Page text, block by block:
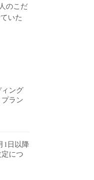
のこだ
いた
ング
ラン
1日以降
につ